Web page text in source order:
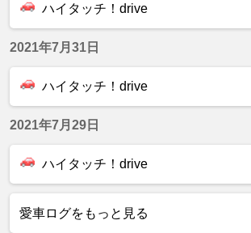
ハイタッチ！drive
2021年7月31日
ハイタッチ！drive
2021年7月29日
ハイタッチ！drive
愛車ログをもっと見る